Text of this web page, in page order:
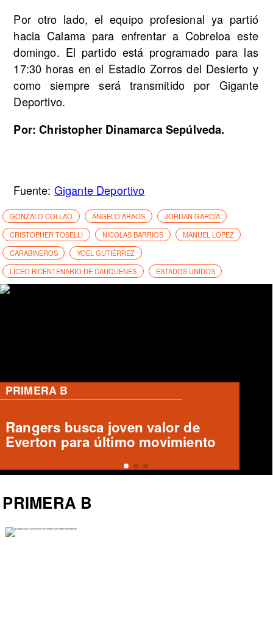
Por otro lado, el equipo profesional ya partió
hacia Calama para enfrentar a Cobreloa este
domingo. El partido está programado para las
17:30 horas en el Estadio Zorros del Desierto y
como siempre será transmitido por Gigante
Deportivo.
Por: Christopher Dinamarca Sepúlveda.
Fuente: Gigante Deportivo
GONZALO COLLAO ÁNGELO ARAOS
JORDAN GARCÍA
CRISTOPHER TOSELLI
NICOLAS BARRIOS
MANUEL LOPEZ
CARABINEROS
YOEL GUTIÉRREZ
LICEO BICENTENARIO DE CAUQUENES
ESTADOS UNIDOS
PRIMERA B
Deportes Temuco confirma salida
de Arturo Sanhueza
PRIMERA B